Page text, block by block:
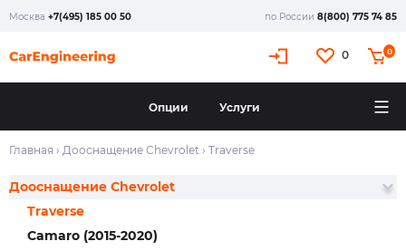
Москва +7(495) 185 00 50 по России 8(800) 775 74 85
0 0
Опции Услуги
Главная › Дооснащение Chevrolet › Traverse
Дооснащение Chevrolet
Camaro (2015-2020)
Traverse